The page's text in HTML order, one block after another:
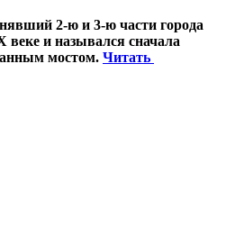
2-ю и 3-ю части города
и назывался сначала
мостом. Читать